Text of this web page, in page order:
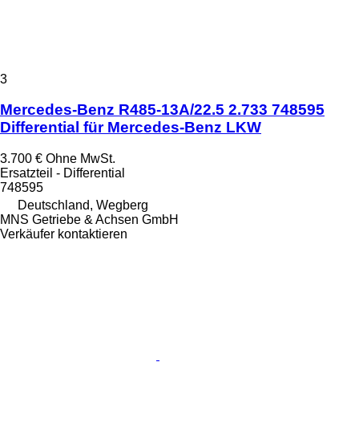
3
Mercedes-Benz R485-13A/22.5 2.733 748595
Differential für Mercedes-Benz LKW
3.700 € Ohne MwSt.
Ersatzteil - Differential
748595
Deutschland, Wegberg
MNS Getriebe & Achsen GmbH
Verkäufer kontaktieren